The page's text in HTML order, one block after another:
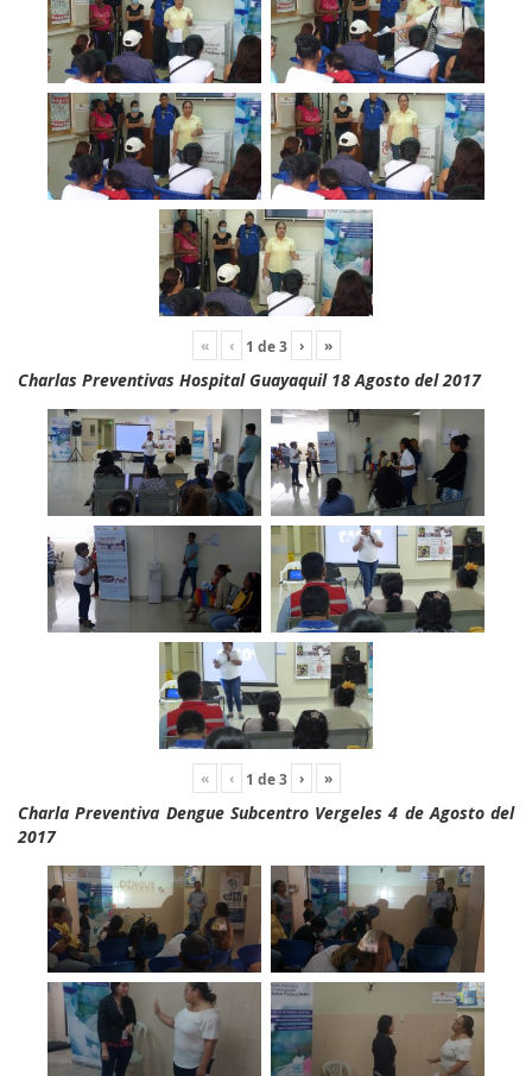
« ‹ 1 de3 › »
Charlas Preventivas Hospital Guayaquil 18 Agosto del 2017
« ‹ 1 de3 › »
Charla Preventiva Dengue Subcentro Vergeles 4 de Agosto del
2017